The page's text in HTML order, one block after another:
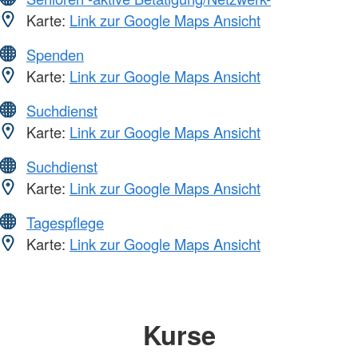
Karte: Link zur Google Maps Ansicht
Spenden
Karte: Link zur Google Maps Ansicht
Suchdienst
Karte: Link zur Google Maps Ansicht
Suchdienst
Karte: Link zur Google Maps Ansicht
Tagespflege
Karte: Link zur Google Maps Ansicht
Kurse